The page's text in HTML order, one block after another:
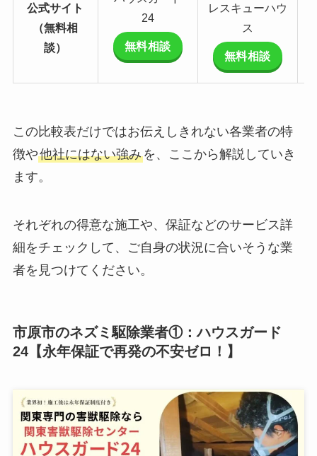
公式サイト
（無料相
談）
24
無料相談
レスキューハウ
ス
無料相談
この比較表だけではお伝えしきれない各業者の特
徴や他社にはない強みを、ここから解説していき
ます。
それぞれの得意な施工や、保証などのサービス詳
細をチェックして、ご自身の状況に合いそうな業
者を見つけてください。
市原市のネズミ駆除業者①：ハウスガード
24【永年保証で再発の不安ゼロ！】